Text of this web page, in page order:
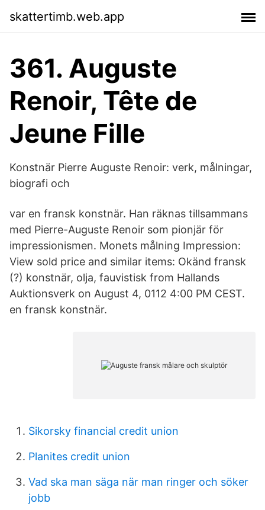
skattertimb.web.app
361. Auguste
Renoir, Tête de
Jeune Fille
Konstnär Pierre Auguste Renoir: verk, målningar,
biografi och
var en fransk konstnär. Han räknas tillsammans
med Pierre-Auguste Renoir som pionjär för
impressionismen. Monets målning Impression:
View sold price and similar items: Okänd fransk
(?) konstnär, olja, fauvistisk from Hallands
Auktionsverk on August 4, 0112 4:00 PM CEST.
en fransk konstnär.
Sikorsky financial credit union
Planites credit union
Vad ska man säga när man ringer och söker
jobb